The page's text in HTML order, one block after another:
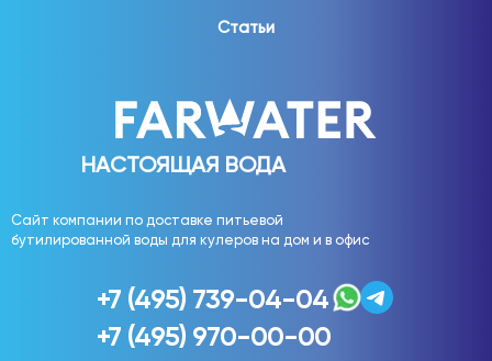
НАСТОЯЩАЯ ВОДА
Сайт компании по доставке питьевой
бутилированной воды для кулеров на дом и в офис
Статьи
+7 (495) 739-04-04
+7 (495) 970-00-00